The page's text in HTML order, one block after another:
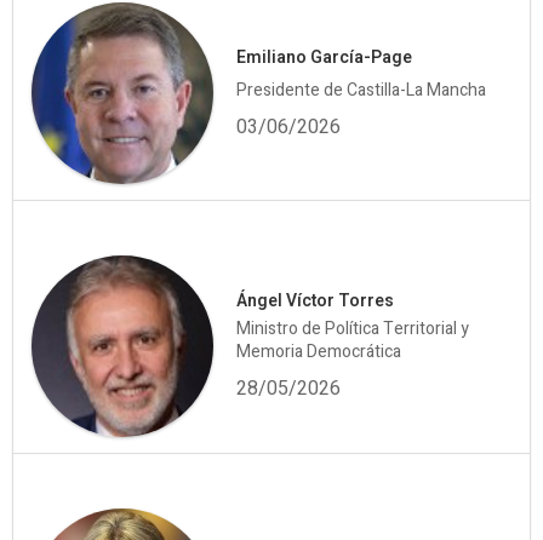
Emiliano García-Page
Presidente de Castilla-La Mancha
03/06/2026
Ángel Víctor Torres
Ministro de Política Territorial y
Memoria Democrática
28/05/2026